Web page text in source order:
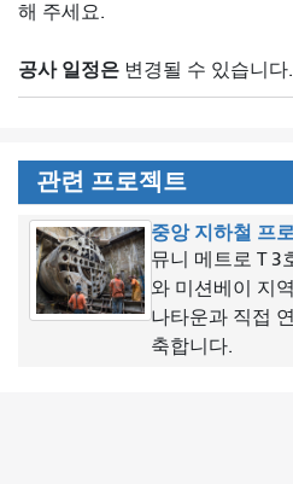
해 주세요.
공사 일정은 변경될 수 있습니다.
관련 프로젝트
중앙 지하철 프
뮤니 메트로 T 3
와 미션베이 지
나타운과 직접
축합니다.